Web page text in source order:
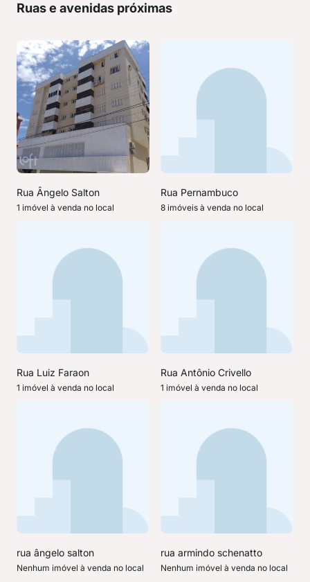
Ruas e avenidas próximas
Rua Ângelo Salton
1 imóvel à venda no local
Rua Pernambuco
8 imóveis à venda no local
Rua Luiz Faraon
1 imóvel à venda no local
Rua Antônio Crivello
1 imóvel à venda no local
rua ângelo salton
Nenhum imóvel à venda no local
rua armindo schenatto
Nenhum imóvel à venda no local